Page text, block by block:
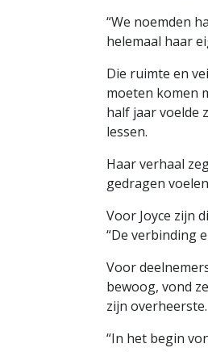
“We noemden
helemaal haar
Die ruimte en
moeten komen
half jaar voelde
lessen.
Haar verhaal
gedragen
Voor Joyce zijn
“De verbinding
Voor
bewoog, vond
zijn overheerste.
“In het begin